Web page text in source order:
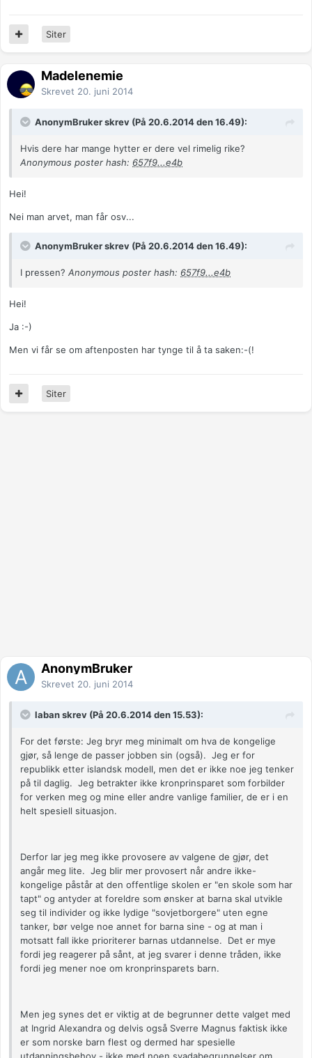
Siter
Madelenemie
Skrevet 20. juni 2014
AnonymBruker skrev (På 20.6.2014 den 16.49):
Hvis dere har mange hytter er dere vel rimelig rike?
Anonymous poster hash: 657f9...e4b
Hei!
Nei man arvet, man får osv...
AnonymBruker skrev (På 20.6.2014 den 16.49):
I pressen? Anonymous poster hash: 657f9...e4b
Hei!
Ja :-)
Men vi får se om aftenposten har tynge til å ta saken:-(!
Siter
AnonymBruker
Skrevet 20. juni 2014
laban skrev (På 20.6.2014 den 15.53):
For det første: Jeg bryr meg minimalt om hva de kongelige
gjør, så lenge de passer jobben sin (også). Jeg er for
republikk etter islandsk modell, men det er ikke noe jeg tenker
på til daglig. Jeg betrakter ikke kronprinsparet som forbilder
for verken meg og mine eller andre vanlige familier, de er i en
helt spesiell situasjon.
Derfor lar jeg meg ikke provosere av valgene de gjør, det
angår meg lite. Jeg blir mer provosert når andre ikke-
kongelige påstår at den offentlige skolen er "en skole som har
tapt" og antyder at foreldre som ønsker at barna skal utvikle
seg til individer og ikke lydige "sovjetborgere" uten egne
tanker, bør velge noe annet for barna sine - og at man i
motsatt fall ikke prioriterer barnas utdannelse. Det er mye
fordi jeg reagerer på sånt, at jeg svarer i denne tråden, ikke
fordi jeg mener noe om kronprinsparets barn.
Men jeg synes det er viktig at de begrunner dette valget med
at Ingrid Alexandra og delvis også Sverre Magnus faktisk ikke
er som norske barn flest og dermed har spesielle